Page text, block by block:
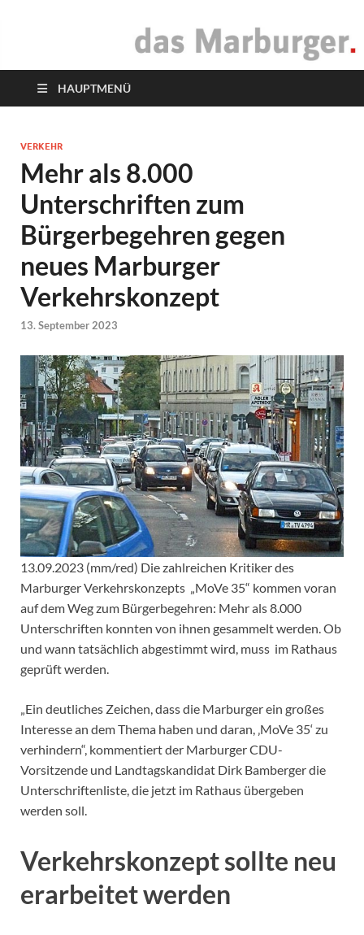
das Marburger.
HAUPTMENÜ
VERKEHR
Mehr als 8.000
Unterschriften zum
Bürgerbegehren gegen
neues Marburger
Verkehrskonzept
13. September 2023
13.09.2023 (mm/red) Die zahlreichen Kritiker des
Marburger Verkehrskonzepts „MoVe 35“ kommen voran
auf dem Weg zum Bürgerbegehren: Mehr als 8.000
Unterschriften konnten von ihnen gesammelt werden. Ob
und wann tatsächlich abgestimmt wird, muss im Rathaus
geprüft werden.
„Ein deutliches Zeichen, dass die Marburger ein großes
Interesse an dem Thema haben und daran, ‚MoVe 35‘ zu
verhindern“, kommentiert der Marburger CDU-
Vorsitzende und Landtagskandidat Dirk Bamberger die
Unterschriftenliste, die jetzt im Rathaus übergeben
werden soll.
Verkehrskonzept sollte neu
erarbeitet werden